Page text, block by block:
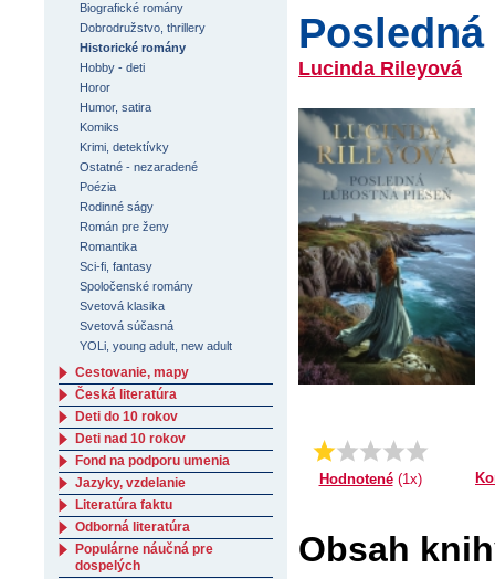
Lucinda Rileyová
Priemer:
1.0
Hodnotené(1x)
Obsah
Biografické romány
Dobrodružstvo, thrillery
Historické romány
Hobby - deti
Horor
Humor, satira
Komiks
Krimi, detektívky
Ostatné - nezaradené
Poézia
Rodinné ságy
Román pre ženy
Romantika
Sci-fi, fantasy
Spoločenské romány
Svetová klasika
Svetová súčasná
YOLi, young adult, new adult
Cestovanie, mapy
Česká literatúra
Deti do 10 rokov
Deti nad 10 rokov
Fond na podporu umenia
Jazyky, vzdelanie
Literatúra faktu
Odborná literatúra
Populárne náučná pre
dospelých